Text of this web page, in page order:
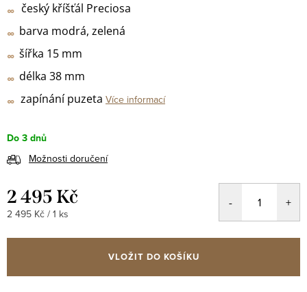
∞ český kříšťál Preciosa
∞ barva modrá, zelená
∞ šířka 15 mm
∞ délka 38 mm
∞ zapínánípuzeta Více informací
Do 3 dnů
Možnosti doručení
2 495 Kč
Měrná
2 495 Kč / 1 ks
VLOŽIT DO KOŠÍKU